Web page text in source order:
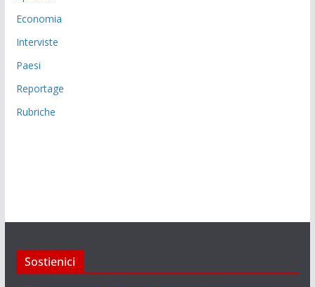
Economia
Interviste
Paesi
Reportage
Rubriche
Sostienici